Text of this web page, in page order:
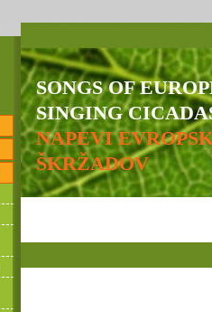
SONGS OF
SINGING
NAPEVI
ŠKRŽADOV